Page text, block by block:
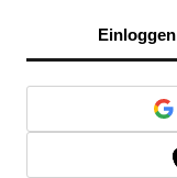
Einloggen